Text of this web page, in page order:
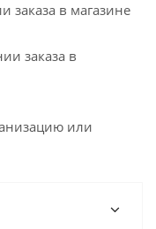
заказа в магазине
заказа в
или